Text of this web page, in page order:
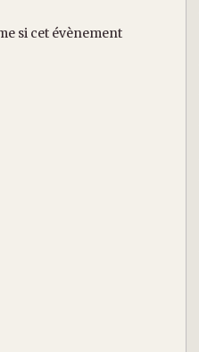
si cet évènement